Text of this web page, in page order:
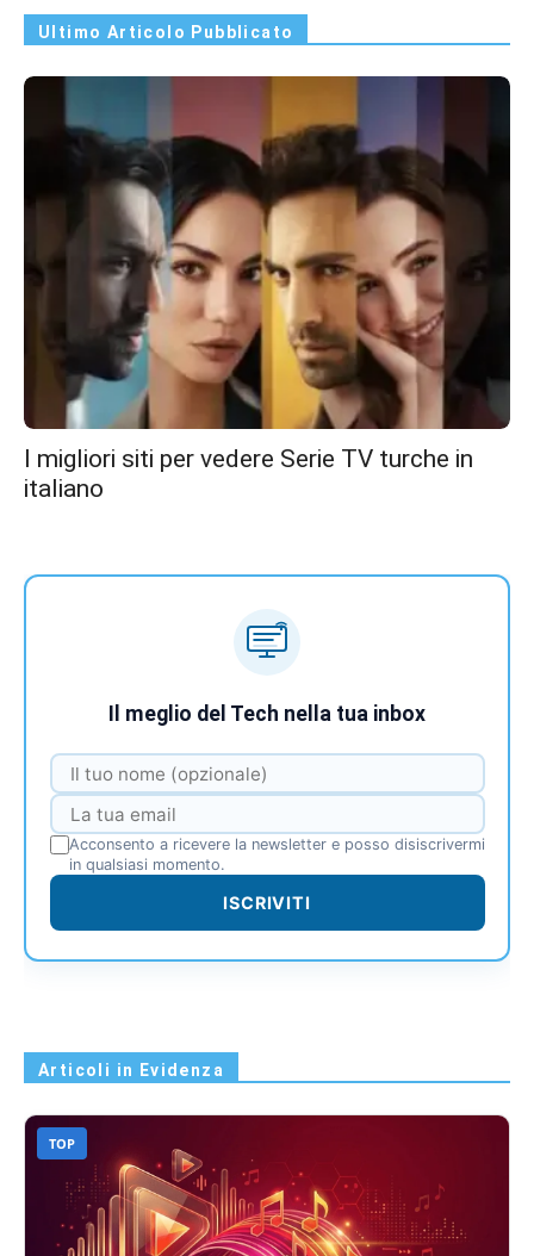
Ultimo Articolo Pubblicato
I migliori siti per vedere Serie TV turche in
italiano
Il meglio del Tech nella tua inbox
Acconsento a ricevere la newsletter e posso disiscrivermi
in qualsiasi momento.
ISCRIVITI
Articoli in Evidenza
TOP